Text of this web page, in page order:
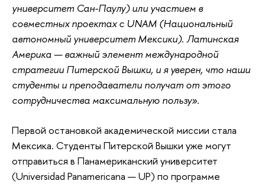
университет Сан-Паулу) или участием в
совместных проектах с UNAM (Национальный
автономный университет Мексики). Латинская
Америка — важный элемент международной
стратегии Питерской Вышки, и я уверен, что наши
студенты и преподаватели получат от этого
сотрудничества максимальную пользу».
Первой остановкой академической миссии стала
Мексика. Студенты Питерской Вышки уже могут
отправиться в Панамериканский университет
(Universidad Panamericana — UP) по программе